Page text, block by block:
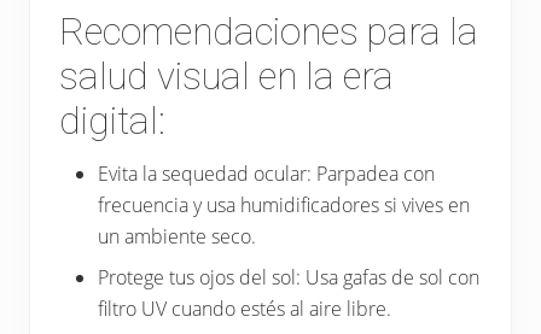
Recomendaciones para la
salud visual en la era
digital:
Evita la sequedad ocular: Parpadea con
frecuencia y usa humidificadores si vives en
un ambiente seco.
Protege tus ojos del sol: Usa gafas de sol con
filtro UV cuando estés al aire libre.